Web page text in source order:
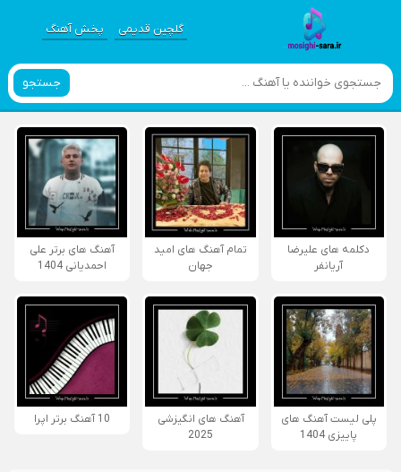
گلچین قدیمی پخش آهنگ
جستجو
دکلمه های علیرضا
آریانفر
تمام آهنگ های امید
جهان
آهنگ های برتر علی
احمدیانی 1404
پلی لیست آهنگ های
پاییزی 1404
آهنگ های انگیزشی
2025
10 آهنگ برتر اپرا